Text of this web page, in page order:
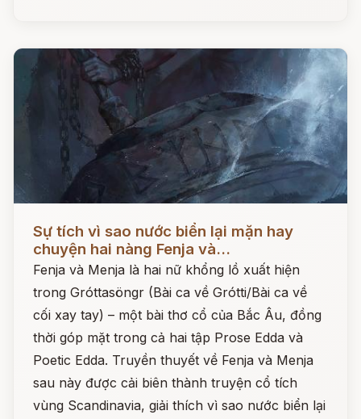
Sự tích vì sao nước biển lại mặn hay
chuyện hai nàng Fenja và...
Fenja và Menja là hai nữ khổng lồ xuất hiện
trong Gróttasöngr (Bài ca về Grótti/Bài ca về
cối xay tay) – một bài thơ cổ của Bắc Âu, đồng
thời góp mặt trong cả hai tập Prose Edda và
Poetic Edda. Truyền thuyết về Fenja và Menja
sau này được cải biên thành truyện cổ tích
vùng Scandinavia, giải thích vì sao nước biển lại